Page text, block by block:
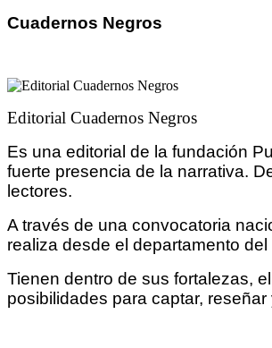
Cuadernos Negros
Editorial Cuadernos Negros
Es una editorial de la fundación
fuerte presencia de la narrativa.
lectores.
A través de una convocatoria
realiza desde el departamento del
Tienen dentro de sus fortalezas,
posibilidades para captar,